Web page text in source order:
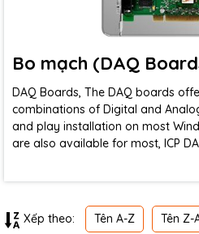
Bo mạch (DAQ
DAQ Boards, The DAQ boards
combinations of Digital and
and play installation on most
are also available for most, ICP
Xếp theo: Tên A-Z Tên Z-